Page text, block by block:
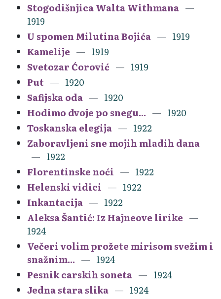
Stogodišnjica Walta Withmana
1919
U spomen Milutina Bojića
1919
Kamelije
1919
Svetozar Ćorović
1919
Put
1920
Safijska oda
1920
Hodimo dvoje po snegu...
1920
Toskanska elegija
1922
Zaboravljeni sne mojih mladih dana
1922
Florentinske noći
1922
Helenski vidici
1922
Inkantacija
1922
Aleksa Šantić: Iz Hajneove lirike
1924
Večeri volim prožete mirisom svežim i
snažnim...
1924
Pesnik carskih soneta
1924
Jedna stara slika
1924